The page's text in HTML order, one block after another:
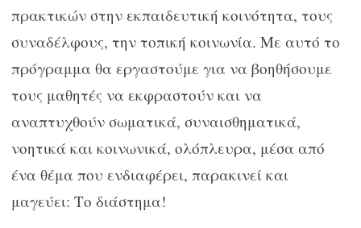
πρακτικών στην εκπαιδευτική κοινότητα, τους
συναδέλφους, την τοπική κοινωνία. Με αυτό το
πρόγραμμα θα εργαστούμε για να βοηθήσουμε
τους μαθητές να εκφραστούν και να
αναπτυχθούν σωματικά, συναισθηματικά,
νοητικά και κοινωνικά, ολόπλευρα, μέσα από
ένα θέμα που ενδιαφέρει, παρακινεί και
μαγεύει: Το διάστημα!